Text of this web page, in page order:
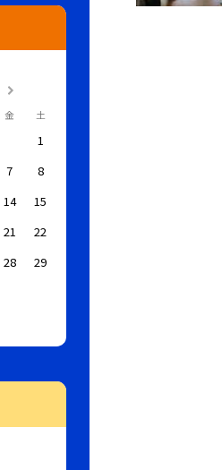
金 土
1
7
8
14
15
21
22
28
29